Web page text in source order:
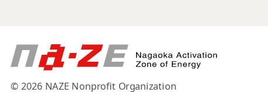
© 2026 NAZE Nonprofit Organization